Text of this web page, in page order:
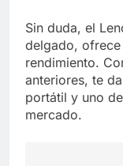
Sin duda, el
delgado,
rendimiento.
anteriores, te
portátil y uno
mercado.